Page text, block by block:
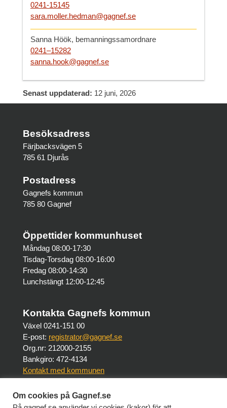
0241-15145
sara.moller.hedman@gagnef.se
Sanna Höök, bemanningssamordnare
0241–15282
sanna.hook@gagnef.se
Senast uppdaterad: 12 juni, 2026
Besöksadress
Färjbacksvägen 5
785 61 Djurås
Postadress
Gagnefs kommun
785 80 Gagnef
Öppettider kommunhuset
Måndag 08:00-17:30
Tisdag-Torsdag 08:00-16:00
Fredag 08:00-14:30
Lunchstängt 12:00-12:45
Kontakta Gagnefs kommun
Växel 0241-151 00
E-post: registrator@gagnef.se
Org.nr: 212000-2155
Bankgiro: 472-4134
Kontakt med kommunen
Om webbplatsen
Om cookies på Gagnef.se